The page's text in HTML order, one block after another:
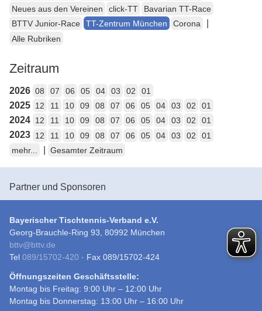
Neues aus den Vereinen
click-TT
Bavarian TT-Race
BTTV Junior-Race
TT-Zentrum München Corona
Alle Rubriken
Zeitraum
2026 08 07 06 05 04 03 02 01
2025 12 11 10 09 08 07 06 05 04 03 02 01
2024 12 11 10 09 08 07 06 05 04 03 02 01
2023 12 11 10 09 08 07 06 05 04 03 02
01
mehr...
Gesamter Zeitraum
Partner und Sponsoren
Bayerischer Tischtennis-Verband e.V.
Georg-Brauchle-Ring 93, 80992 München
bttv@bttv.de
Tel 089/15702-420 · Fax 089/15702-424
Öffnungszeiten Geschäftsstelle:
Montag bis Freitag: 9:00 Uhr – 12:00 Uhr
Montag bis Donnerstag: 13:00 Uhr – 16:00 Uhr